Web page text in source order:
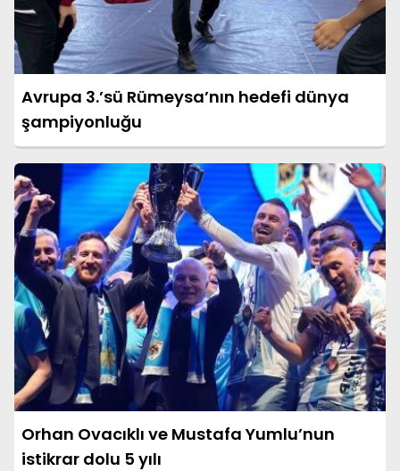
Avrupa 3.’sü Rümeysa’nın hedefi dünya
şampiyonluğu
Orhan Ovacıklı ve Mustafa Yumlu’nun
istikrar dolu 5 yılı